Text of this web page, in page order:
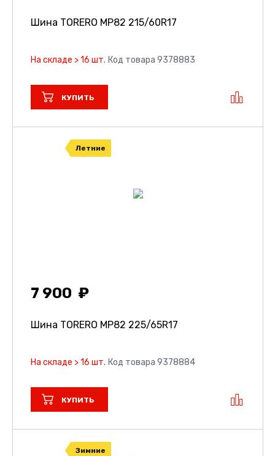
Шина TORERO MP82 215/60R17
На складе > 16 шт. Код товара 9378883
КУПИТЬ
Летние
7 900
Шина TORERO MP82 225/65R17
На складе > 16 шт. Код товара 9378884
КУПИТЬ
Зимние